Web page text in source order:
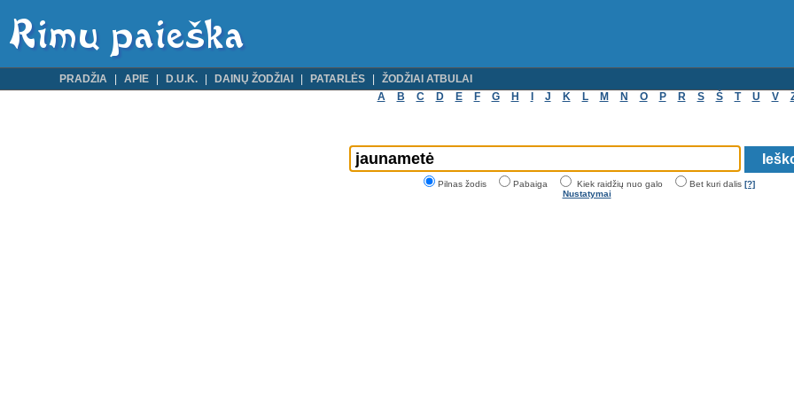
PRADŽIA APIE D.U.K. DAINŲ ŽODŽIAI PATARLĖS
ŽODŽIAI ATBULAI
A
B C D E F G H J K L M N O P R S Š T U V
Pilnas žodis Pabaiga Kiek raidžių nuo galo Bet kuri dalis [?]
Nustatymai